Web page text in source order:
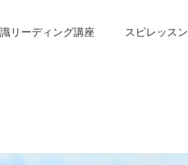
リーディング講座 スピレッスン